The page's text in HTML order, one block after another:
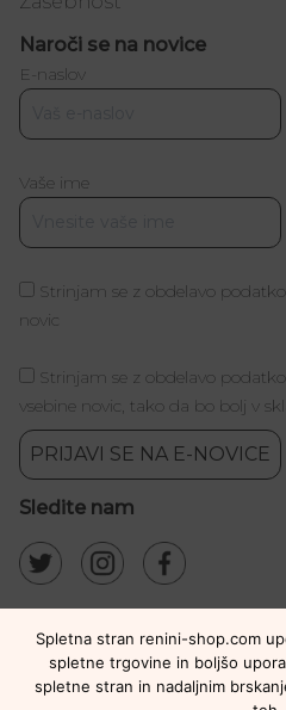
Naroči se na novice
E-naslov
Vaše ime
Strinjam se z obdelavo
novic
Strinjam se z obdelavo
vsebine novic, tako da bo bolj v
PRIJAVI SE NA E-NOVICE
Sledite nam
Spletna stran renini-shop.com
spletne trgovine in boljšo
spletne stran in nadaljnim